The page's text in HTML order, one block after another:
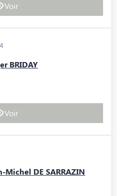
Voir
BRIDAY
Voir
Michel DE SARRAZIN